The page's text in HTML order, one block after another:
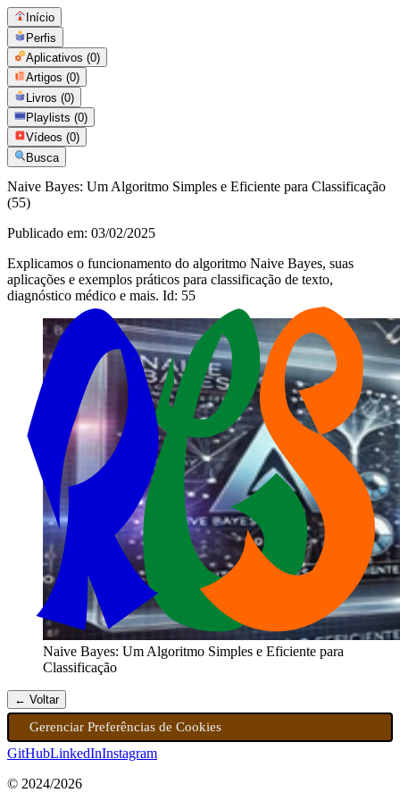
Início
Perfis
Aplicativos (0)
Artigos (0)
Livros (0)
Playlists (0)
Vídeos (0)
Busca
Naive Bayes: Um Algoritmo Simples e Eficiente para Classificação
(55)
Publicado em: 03/02/2025
Explicamos o funcionamento do algoritmo Naive Bayes, suas
aplicações e exemplos práticos para classificação de texto,
diagnóstico médico e mais. Id: 55
Naive Bayes: Um Algoritmo Simples e Eficiente para
Classificação
← Voltar
Gerenciar Preferências de Cookies
GitHubLinkedInInstagram
© 2024/2026